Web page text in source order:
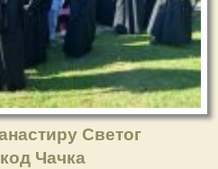
Светог
Чачка